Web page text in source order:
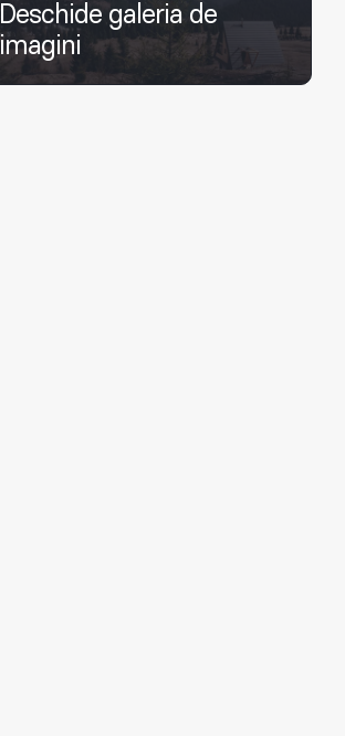
Deschide galeria de
imagini